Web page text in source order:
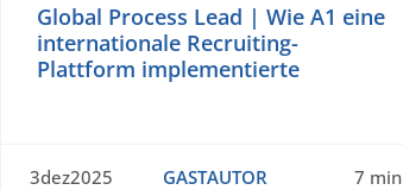
Global Process Lead | Wie A1 eine
internationale Recruiting-
Plattform implementierte
3dez2025 GASTAUTOR 7 min